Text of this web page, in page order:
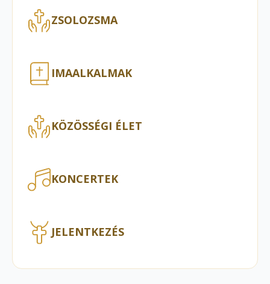
ZSOLOZSMA
IMAALKALMAK
KÖZÖSSÉGI ÉLET
KONCERTEK
JELENTKEZÉS